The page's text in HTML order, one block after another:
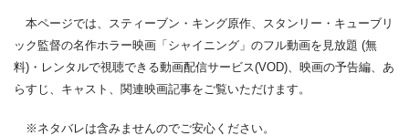
本ページでは、スティーブン・キング原作、スタンリー・キューブリ
ック監督の名作ホラー映画「シャイニング」のフル動画を見放題 (無
料)・レンタルで視聴できる動画配信サービス(VOD)、映画の予告編、あ
らすじ、キャスト、関連映画記事をご覧いただけます。
※ネタバレは含みませんのでご安心ください。